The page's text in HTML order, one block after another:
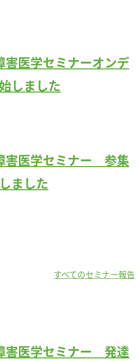
害医学セミナーオンデ
しました
害医学セミナー 参集
ました
すべてのセミナー報告
害医学セミナー 発達